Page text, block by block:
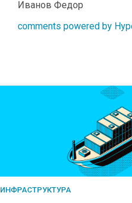
Иванов Федор
comments powered by
ИНФРАСТРУКТУРА